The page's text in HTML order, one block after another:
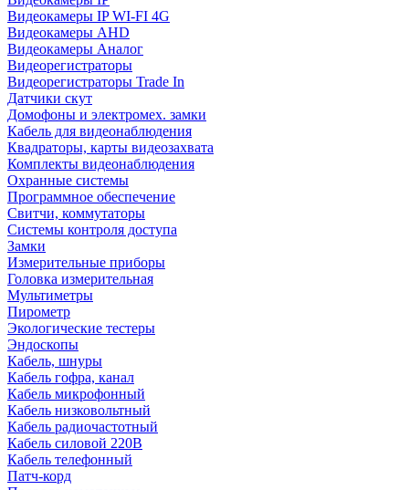
Видеокамеры IP WI-FI 4G
Видеокамеры AHD
Видеокамеры Аналог
Видеорегистраторы
Видеорегистраторы Trade In
Датчики скут
Домофоны и электромех. замки
Кабель для видеонаблюдения
Квадраторы, карты видеозахвата
Комплекты видеонаблюдения
Охранные системы
Программное обеспечение
Свитчи, коммутаторы
Системы контроля доступа
Замки
Измерительные приборы
Головка измерительная
Мультиметры
Пирометр
Экологические тестеры
Эндоскопы
Кабель, шнуры
Кабель гофра, канал
Кабель микрофонный
Кабель низковольтный
Кабель радиочастотный
Кабель силовой 220В
Кабель телефонный
Патч-корд